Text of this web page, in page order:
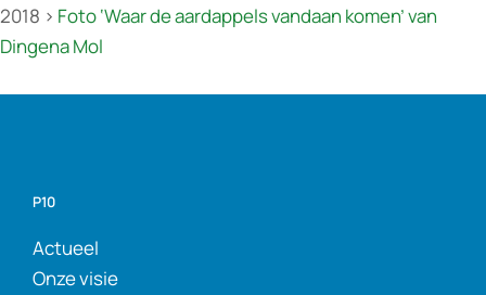
2018 > Foto ‘Waar de aardappels vandaan komen’ van
Dingena Mol
P10
Actueel
Onze visie